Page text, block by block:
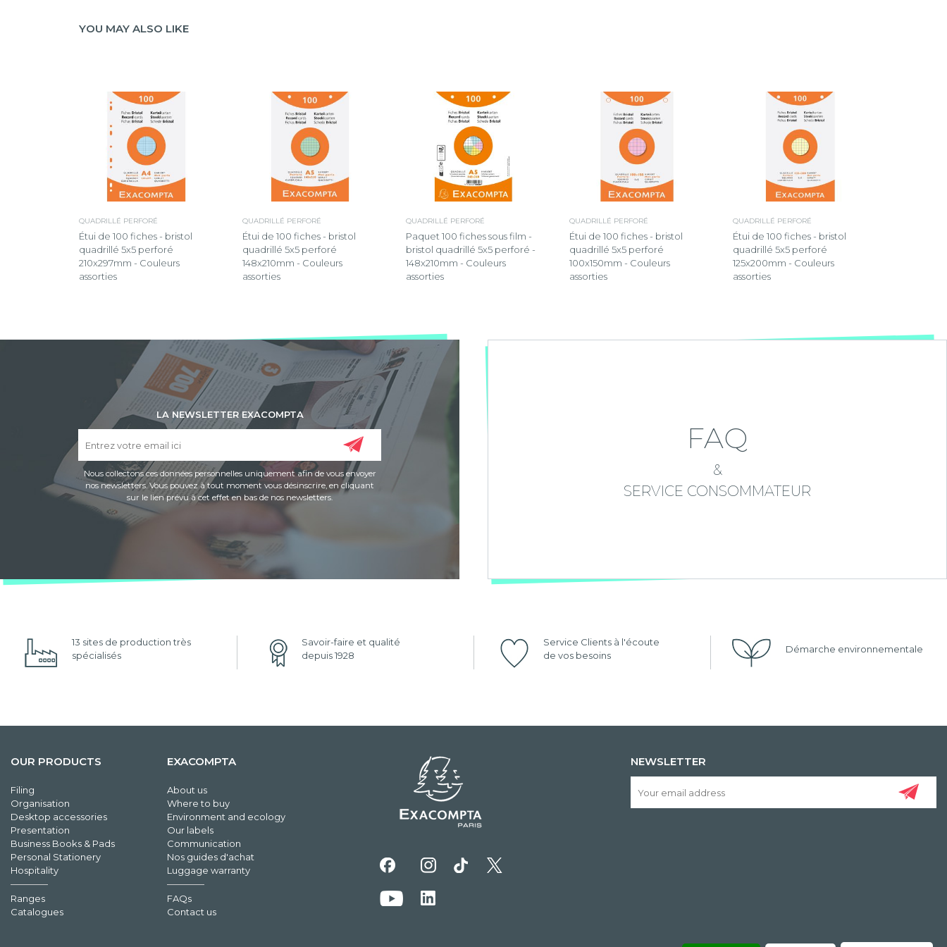
YOU MAY ALSO LIKE
QUADRILLÉ PERFORÉ
Étui de 100 fiches - bristol
quadrillé 5x5 perforé
210x297mm - Couleurs
assorties
QUADRILLÉ PERFORÉ
Étui de 100 fiches - bristol
quadrillé 5x5 perforé
148x210mm - Couleurs
assorties
QUADRILLÉ PERFORÉ
Paquet 100 fiches sous film -
bristol quadrillé 5x5 perforé -
148x210mm - Couleurs
assorties
QUADRILLÉ PERFORÉ
Étui de 100 fiches - bristol
quadrillé 5x5 perforé
100x150mm - Couleurs
assorties
QUADRILLÉ PERFORÉ
Étui de 100 fiches - bristol
quadrillé 5x5 perforé
125x200mm - Couleurs
assorties
LA NEWSLETTER EXACOMPTA
Nous collectons ces données personnelles uniquement afin de vous envoyer
nos newsletters. Vous pouvez à tout moment vous désinscrire, en cliquant
sur le lien prévu à cet effet en bas de nos newsletters.
FAQ
&
SERVICE CONSOMMATEUR
13 sites de production très
spécialisés
Savoir-faire et qualité
depuis 1928
Service Clients à l'écoute
de vos besoins
Démarche environnementale
OUR PRODUCTS
Filing
Organisation
Desktop accessories
Presentation
Business Books & Pads
Personal Stationery
Hospitality
Ranges
Catalogues
EXACOMPTA
About us
Where to buy
Environment and ecology
Our labels
Communication
Nos guides d'achat
Luggage warranty
FAQs
Contact us
NEWSLETTER